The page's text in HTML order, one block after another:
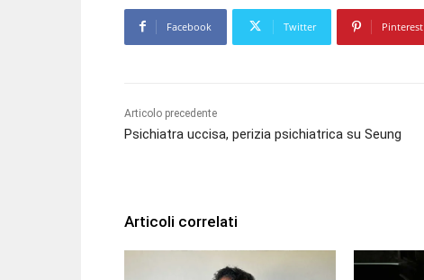
Facebook Twitter Pinterest
Articolo precedente
Psichiatra uccisa, perizia psichiatrica su Seung
Articoli correlati